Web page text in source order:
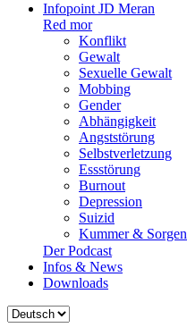
Infopoint JD Meran
Red mor
Konflikt
Gewalt
Sexuelle Gewalt
Mobbing
Gender
Abhängigkeit
Angststörung
Selbstverletzung
Essstörung
Burnout
Depression
Suizid
Kummer & Sorgen
Der Podcast
Infos & News
Downloads
Sprache